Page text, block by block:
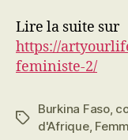
Lire la suite sur
https://
feministe-2/
Étiquettes
Burkina Faso,
d'Afrique,